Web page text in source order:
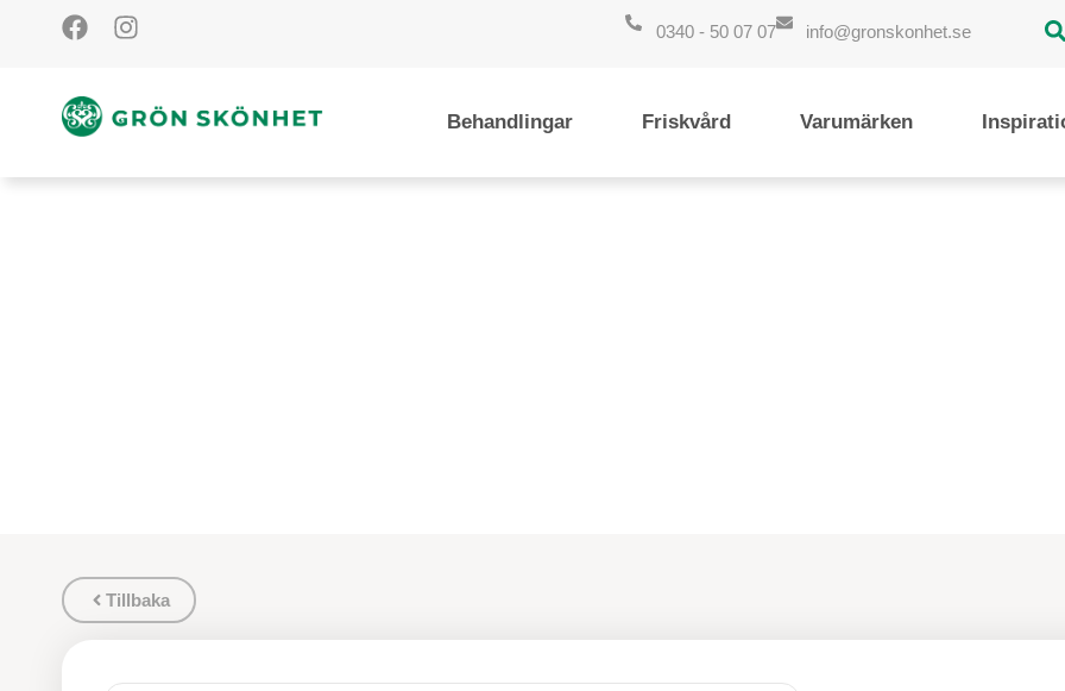
0340 - 50 07 07 info@gronskonhet.se
Behandlingar Friskvård Varumärken
Tillbaka